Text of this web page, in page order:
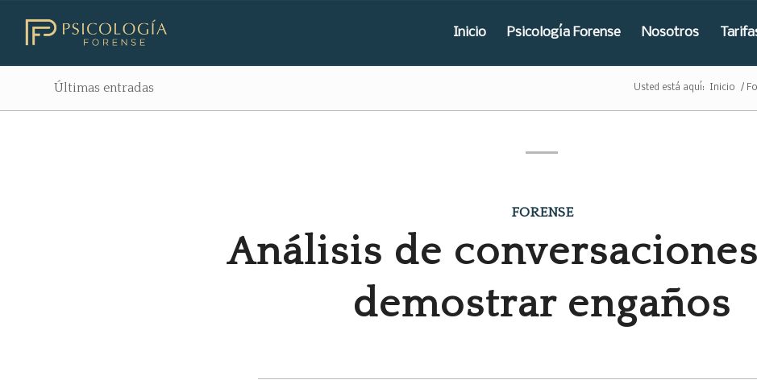
Inicio Psicología Forense Nosotros
Últimas entradas Usted está aquí: Inicio /
FORENSE
Análisis de
demostrar engaños